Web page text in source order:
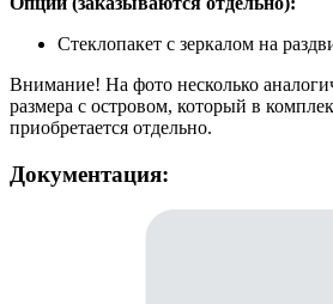
Стеклопакет с зеркалом на
Внимание! На фото несколько
размера с островом, который в
приобретается отдельно.
Документация: